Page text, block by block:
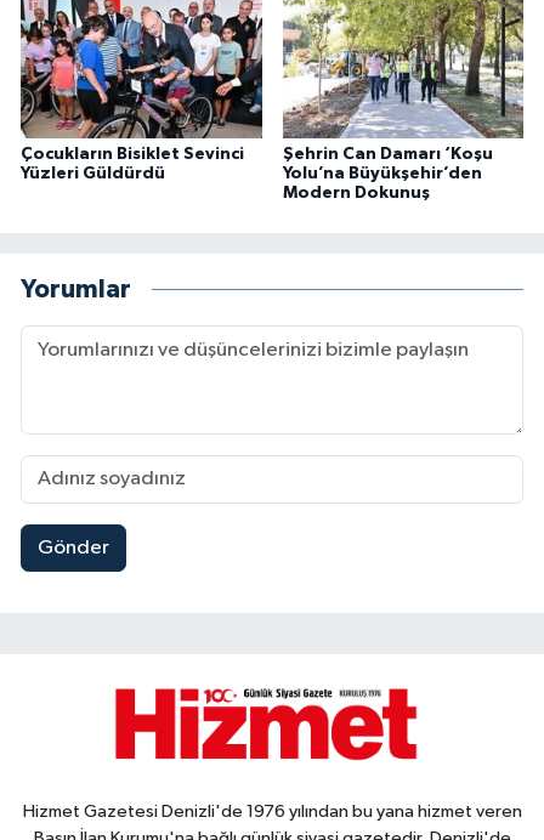
Çocukların Bisiklet Sevinci
Yüzleri Güldürdü
Şehrin Can Damarı ‘Koşu
Yolu’na Büyükşehir’den
Modern Dokunuş
Yorumlar
Gönder
Hizmet Gazetesi Denizli'de 1976 yılından bu yana hizmet veren